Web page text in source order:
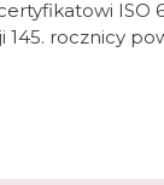
ISO
rocznicy